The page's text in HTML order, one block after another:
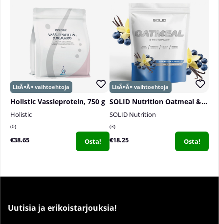
Holistic Vassleprotein, 750 g
Holistic
0
€38.65 Osta!
SOLID Nutrition Oatmeal & Protein Mix, 750 g
SOLID Nutrition
3
€18.25 Osta!
Uutisia ja erikoistarjouksia!